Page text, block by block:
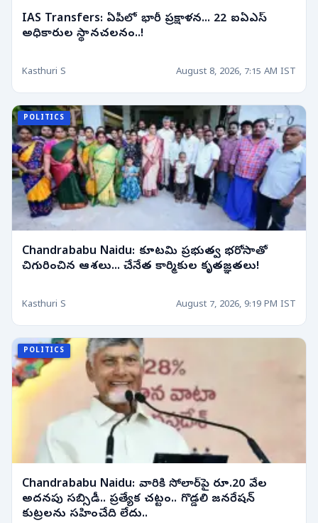
IAS Transfers: ఏపీలో భారీ ప్రక్షాళన... 22 ఐఏఎస్
అధికారుల స్థానచలనం..!
Kasthuri S August 8, 2026, 7:15 AM IST
POLITICS
Chandrababu Naidu: కూటమి ప్రభుత్వ భరోసాతో
చిగురించిన ఆశలు... చేనేత కార్మికుల కృతజ్ఞతలు!
Kasthuri S August 7, 2026, 9:19 PM IST
POLITICS
Chandrababu Naidu: వారికి సోలార్‌పై రూ.20 వేల
అదనపు సబ్సిడీ.. ప్రత్యేక చట్టం.. గొడ్డలి జనరేషన్
కుట్రలను సహించేది లేదు..